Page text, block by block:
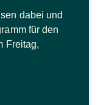
dabei und
für den
Freitag,